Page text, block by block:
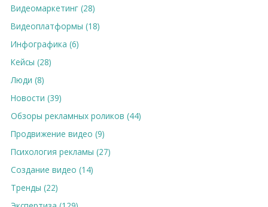
Видеомаркетинг (28)
Видеоплатформы (18)
Инфографика (6)
Кейсы (28)
Люди (8)
Новости (39)
Обзоры рекламных роликов (44)
Продвижение видео (9)
Психология рекламы (27)
Создание видео (14)
Тренды (22)